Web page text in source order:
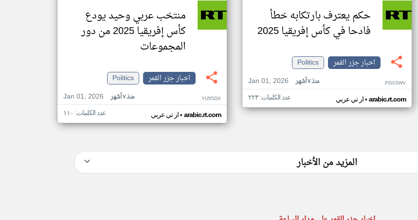
حكم يعترف بارتكابه خطأ
فادحا في كأس إفريقيا 2025
اخبار جزر القمر
Politics
Jan 01, 2026
منذ ٧ أشهر PG03WV
ار تي عربي• arabic.rt.com عدد الكلمات: ٢٢٣
منتخب عربي وحيد يودع
كأس إفريقيا 2025 من دور
المجموعات
اخبار جزر القمر
Politics
Jan 01, 2026
منذ ٧ أشهر YU55DX
ار تي عربي• arabic.rt.com عدد الكلمات: ١١٠
المزيد من الأخبار